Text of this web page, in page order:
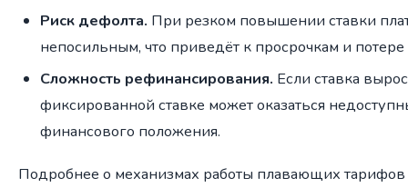
Риск дефолта. При резком повышении ставки
непосильным, что приведёт к просрочкам и
Сложность рефинансирования. Если ставка
фиксированной ставке может оказаться
финансового положения.
Подробнее о механизмах работы плавающих